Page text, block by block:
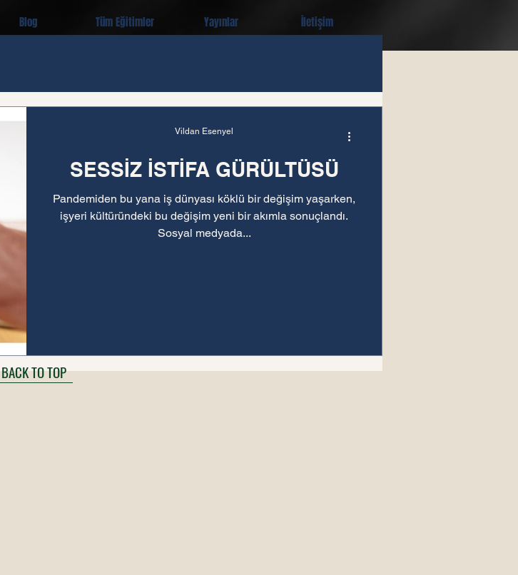
Blog Tüm Eğitimler Yayınlar İletişim
SESSİZ İSTİFA GÜRÜLTÜSÜ
Pandemiden bu yana iş dünyası köklü bir değişim yaşarken,
işyeri kültüründeki bu değişim yeni bir akımla sonuçlandı.
Sosyal medyada...
Vildan Esenyel
BACK TO TOP